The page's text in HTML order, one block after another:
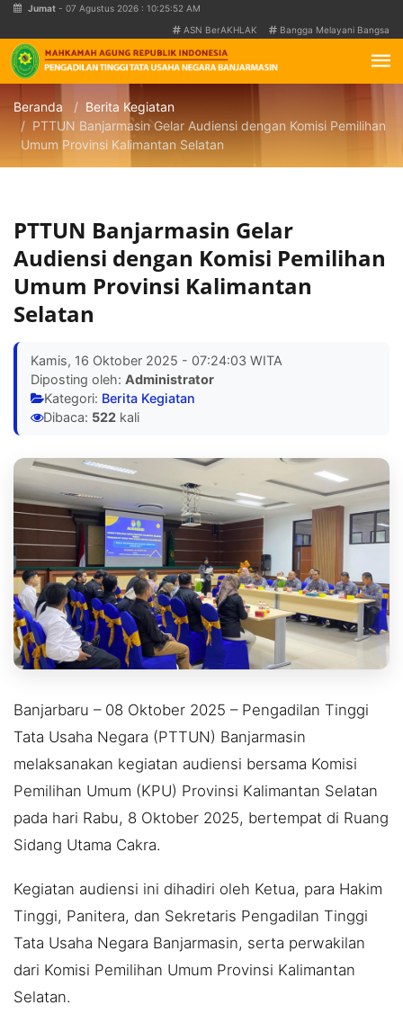
Jumat - 07 Agustus 2026 : 10:25:52 AM
ASN BerAKHLAK
Bangga Melayani Bangsa
Beranda
Berita Kegiatan
PTTUN Banjarmasin Gelar Audiensi dengan Komisi Pemilihan
Umum Provinsi Kalimantan Selatan
PTTUN Banjarmasin Gelar
Audiensi dengan Komisi Pemilihan
Umum Provinsi Kalimantan
Selatan
Kamis, 16 Oktober 2025 - 07:24:03 WITA
Diposting oleh: Administrator
Kategori: Berita Kegiatan
Dibaca: 522 kali
Banjarbaru – 08 Oktober 2025 – Pengadilan Tinggi
Tata Usaha Negara (PTTUN) Banjarmasin
melaksanakan kegiatan audiensi bersama Komisi
Pemilihan Umum (KPU) Provinsi Kalimantan Selatan
pada hari Rabu, 8 Oktober 2025, bertempat di Ruang
Sidang Utama Cakra.
Kegiatan audiensi ini dihadiri oleh Ketua, para Hakim
Tinggi, Panitera, dan Sekretaris Pengadilan Tinggi
Tata Usaha Negara Banjarmasin, serta perwakilan
dari Komisi Pemilihan Umum Provinsi Kalimantan
Selatan.